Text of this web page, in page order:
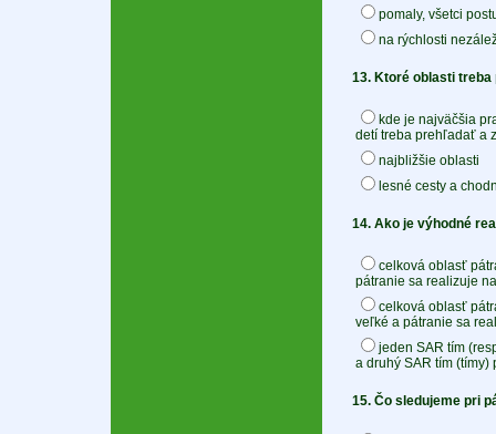
pomaly, všetci
na rýchlosti
13. Ktoré oblasti
kde je najväčšia
detí treba prehľadať a
najbližšie oblasti
lesné cesty a
14. Ako je výhodné
celková oblasť
pátranie sa realizuje
celková oblasť
veľké a pátranie sa
jeden SAR tím
a druhý SAR tím
15. Čo sledujeme pri